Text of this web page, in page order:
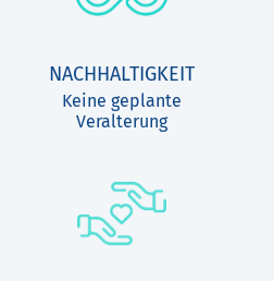
NACHHALTIGKEIT
Keine geplante
Veralterung